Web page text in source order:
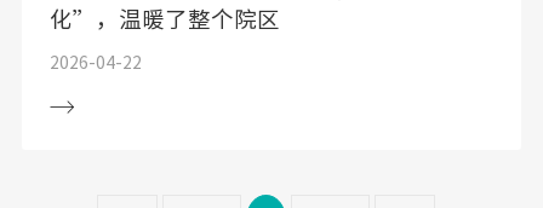
化”，温暖了整个院区
2026-04-22